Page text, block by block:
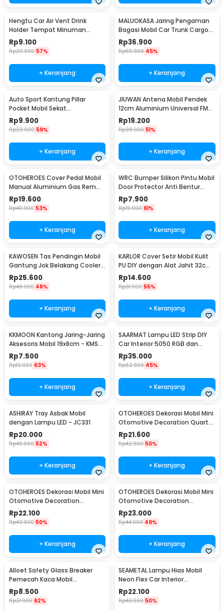
Hengtu Car Air Vent Drink
Holder Tempat Minuman
Kaleng Mobil - KMS-53
Rp9.100
Rp20.900 57%
+ Keranjang
MALUOKASA Jaring Pengaman
Bagasi Mobil Car Trunk Cargo
Net 120x40cm - QM4051
Rp36.900
Rp65.900 45%
+ Keranjang
Auto Sport Kantung Pillar
Pocket Mobil Sekat
Penyimpanan Barang - KMS-
933
Rp9.900
Rp23.900 59%
+ Keranjang
JIUWAN Antena Mobil Pendek
12cm Aluminium Universal FM
AM Ulir M5 M6 - W2C
Rp19.200
Rp38.900 51%
+ Keranjang
OTOHEROES Cover Pedal Mobil
Manual Aluminium Gas Rem
Kopling Universal - XB-373
Rp19.600
Rp40.900 53%
+ Keranjang
WRC Bumper Silikon Pintu Mobil
Door Protector Anti Bentur
Gores 4 PCS - HT-0010
Rp7.900
Rp19.900 61%
+ Keranjang
KAWOSEN Tas Pendingin Mobil
Gantung Jok Belakang Cooler
Organizer 9L - ST-F38
Rp25.600
Rp48.900 48%
+ Keranjang
KARLOR Cover Setir Mobil Kulit
PU DIY dengan Alat Jahit 32cm
- V10
Rp14.600
Rp31.900 55%
+ Keranjang
KKMOON Kantong Jaring-Jaring
Aksesoris Mobil 19x8cm - KMS-
6888
Rp7.500
Rp19.900 63%
+ Keranjang
SAARMAT Lampu LED Strip DIY
Car Interior 5050 RGB dan
Remot Kontrol - APWD1
Rp35.000
Rp62.900 45%
+ Keranjang
ASHIRAY Tray Asbak Mobil
dengan Lampu LED - JC331
Rp20.000
Rp40.900 52%
+ Keranjang
OTOHEROES Dekorasi Mobil Mini
Otomotive Decoration Quartz
Clock - Q194
Rp21.600
Rp42.900 50%
+ Keranjang
OTOHEROES Dekorasi Mobil Mini
Otomotive Decoration
Hygrometer - Q194
Rp22.100
Rp43.900 50%
+ Keranjang
OTOHEROES Dekorasi Mobil Mini
Otomotive Decoration
Thermometer - Q194
Rp23.000
Rp44.900 49%
+ Keranjang
Alloet Safety Glass Breaker
Pemecah Kaca Mobil
Multifungsi - OD-0173
Rp8.500
Rp21.900 62%
SEAMETAL Lampu Hias Mobil
Neon Flex Car Interior
Cigarette Plug 12V 3M - TB307
Rp22.100
Rp43.900 50%